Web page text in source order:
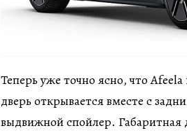
Теперь уже точно ясно, что
дверь открывается вместе с
выдвижной спойлер.